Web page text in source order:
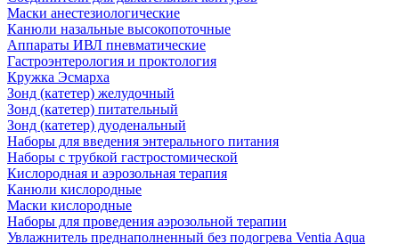
Маски анестезиологические
Канюли назальные высокопоточные
Аппараты ИВЛ пневматические
Гастроэнтерология и проктология
Кружка Эсмарха
Зонд (катетер) желудочный
Зонд (катетер) питательный
Зонд (катетер) дуоденальный
Наборы для введения энтерального питания
Наборы с трубкой гастростомической
Кислородная и аэрозольная терапия
Канюли кислородные
Маски кислородные
Наборы для проведения аэрозольной терапии
Увлажнитель преднаполненный без подогрева Ventia Aqua